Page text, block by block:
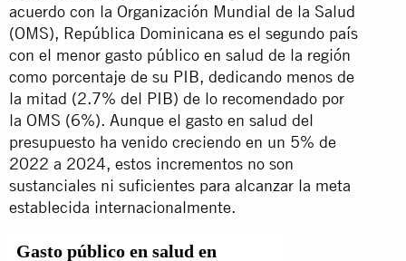
acuerdo con la Organización Mundial de la Salud
(OMS), República Dominicana es el segundo país
con el menor gasto público en salud de la región
como porcentaje de su PIB, dedicando menos de
la mitad (2.7% del PIB) de lo recomendado por
la OMS (6%). Aunque el gasto en salud del
presupuesto ha venido creciendo en un 5% de
2022 a 2024, estos incrementos no son
sustanciales ni suficientes para alcanzar la meta
establecida internacionalmente.